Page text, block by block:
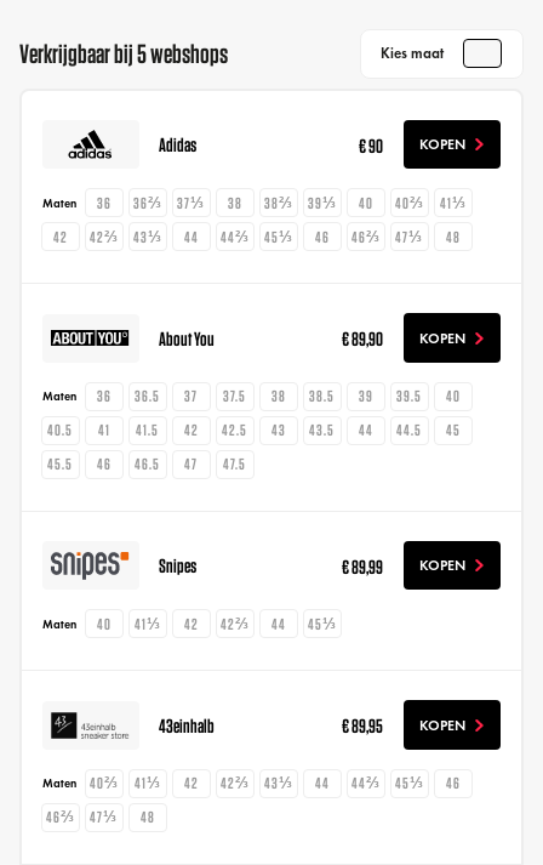
Verkrijgbaar bij 5 webshops Kies maat
Adidas € 90 KOPEN
Maten 36 36⅔ 37⅓ 38 38⅔ 39⅓ 40 40⅔
41⅓
42
42⅔ 43⅓ 44 44⅔ 45⅓ 46 46⅔ 47⅓ 48
About You € 89,90 KOPEN
Maten 36 36.5 37 37.5 38 38.5 39 39.5
40
40.5
41 41.5 42 42.5 43 43.5 44 44.5
45
45.5
46 46.5 47 47.5
Snipes € 89,99 KOPEN
Maten 40 41⅓ 42 42⅔ 44 45⅓
43einhalb € 89,95 KOPEN
Maten 40⅔ 41⅓ 42 42⅔ 43⅓ 44 44⅔ 45⅓
46
46⅔
47⅓ 48